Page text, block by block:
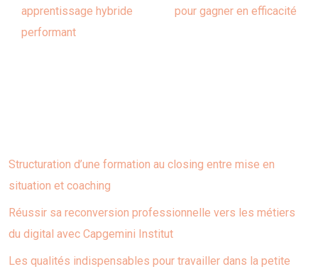
apprentissage hybride
performant
pour gagner en efficacité
Structuration d’une formation au closing entre mise en
situation et coaching
Réussir sa reconversion professionnelle vers les métiers
du digital avec Capgemini Institut
Les qualités indispensables pour travailler dans la petite